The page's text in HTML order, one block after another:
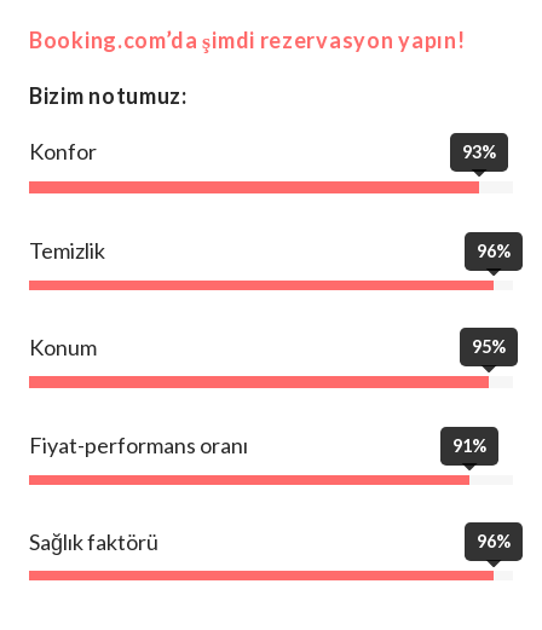
Booking.com’da şimdi rezervasyon yapın!
Bizim notumuz:
Konfor 93%
Temizlik 96%
Konum 95%
Fiyat-performans oranı 91%
Sağlık faktörü 96%